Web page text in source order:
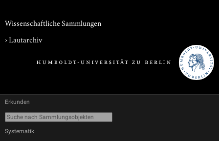
Wissenschaftliche Sammlungen
›Lautarchiv
Erkunden
Systematik